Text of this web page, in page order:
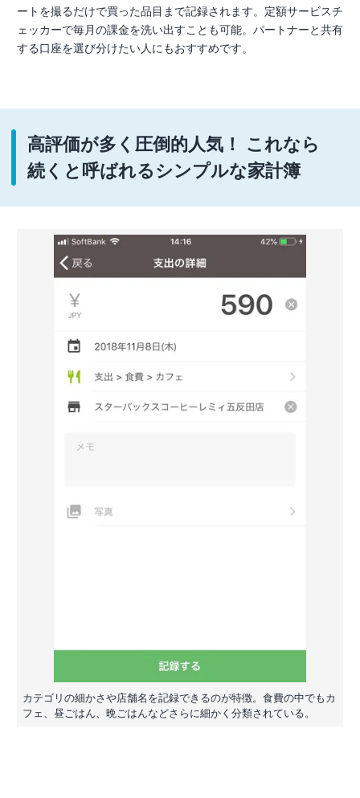
ートを撮るだけで買った品目まで記録されます。定額サービスチ
ェッカーで毎月の課金を洗い出すことも可能。パートナーと共有
する口座を選び分けたい人にもおすすめです。
高評価が多く圧倒的人気！ これなら
続くと呼ばれるシンプルな家計簿
カテゴリの細かさや店舗名を記録できるのが特徴。食費の中でもカ
フェ、昼ごはん、晩ごはんなどさらに細かく分類されている。